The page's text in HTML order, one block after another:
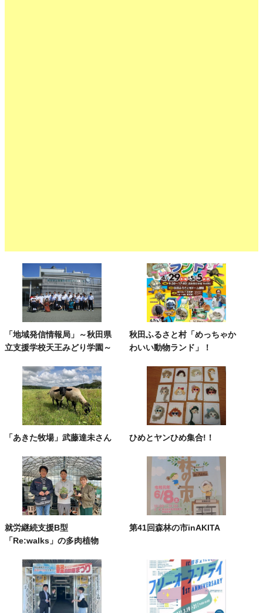
「地域発信情報局」～秋田県
立支援学校天王みどり学園～
秋田ふるさと村「めっちゃか
わいい動物ランド」！
「あきた牧場」武藤達未さん ひめとヤンひめ集合!！
就労継続支援B型
「Re:walks」の多肉植物
第41回森林の市inAKITA